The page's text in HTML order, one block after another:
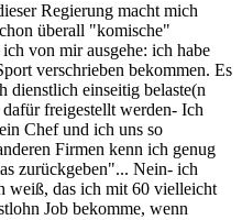
Regierung macht mich
überall "komische"
von mir ausgehe: ich habe
verschrieben bekommen. Es
einseitig belaste(n
freigestellt werden- Ich
Chef und ich uns so
Firmen kenn ich genug
zurückgeben"... Nein- ich
weiß, das ich mit 60 vielleicht
Job bekomme, wenn